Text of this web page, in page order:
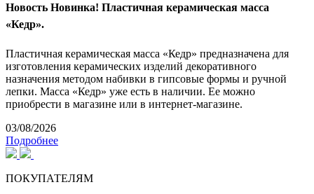
Новость Новинка! Пластичная керамическая масса
«Кедр».
Пластичная керамическая масса «Кедр» предназначена для
изготовления керамических изделий декоративного
назначения методом набивки в гипсовые формы и ручной
лепки. Масса «Кедр» уже есть в наличии. Ее можно
приобрести в магазине или в интернет-магазине.
03/08/2026
Подробнее
ПОКУПАТЕЛЯМ